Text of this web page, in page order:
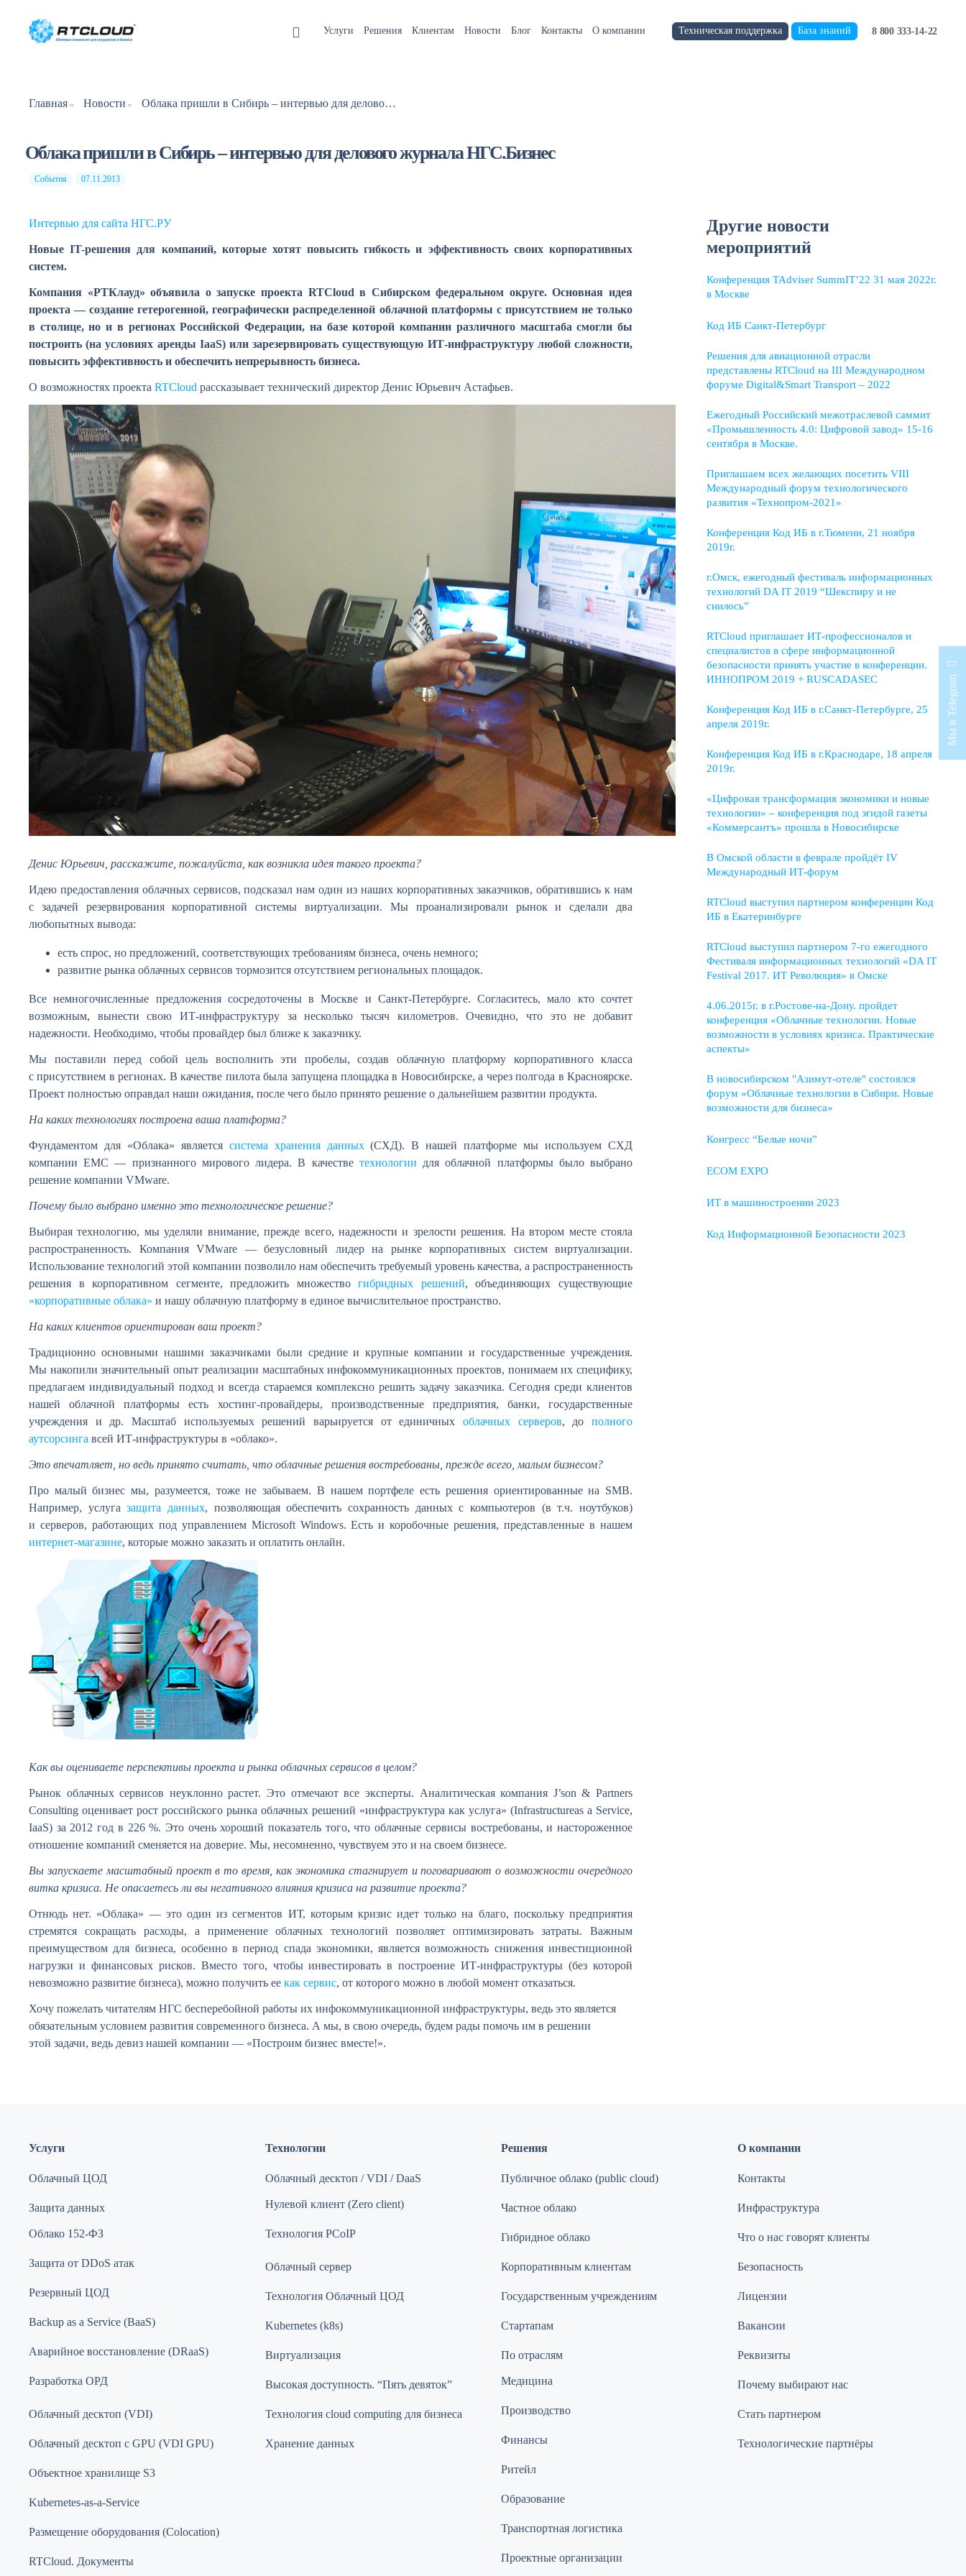
Мы в Telegram
Услуги Решения Клиентам Новости Блог Контакты О компании Техническая поддержка База знаний 8 800 333-14-22
Главная Новости Облака пришли в Сибирь – интервью для делового журнала НГС.Бизнес
Облака пришли в Сибирь – интервью для делового журнала НГС.Бизнес
События 07.11.2013
Интервью для сайта НГС.РУ
Новые IT-решения для компаний, которые хотят повысить гибкость и эффективность своих корпоративных
систем.
Компания «РТКлауд» объявила о запуске проекта RTCloud в Сибирском федеральном округе. Основная идея
проекта — создание гетерогенной, географически распределенной облачной платформы с присутствием не только
в столице, но и в регионах Российской Федерации, на базе которой компании различного масштаба смогли бы
построить (на условиях аренды IaaS) или зарезервировать существующую ИТ-инфраструктуру любой сложности,
повысить эффективность и обеспечить непрерывность бизнеса.
О возможностях проекта RTCloud рассказывает технический директор Денис Юрьевич Астафьев.
Денис Юрьевич, расскажите, пожалуйста, как возникла идея такого проекта?
Идею предоставления облачных сервисов, подсказал нам один из наших корпоративных заказчиков, обратившись к нам
с задачей резервирования корпоративной системы виртуализации. Мы проанализировали рынок и сделали два
любопытных вывода:
есть спрос, но предложений, соответствующих требованиям бизнеса, очень немного;
развитие рынка облачных сервисов тормозится отсутствием региональных площадок.
Все немногочисленные предложения сосредоточены в Москве и Санкт-Петербурге. Согласитесь, мало кто сочтет
возможным, вынести свою ИТ-инфраструктуру за несколько тысяч километров. Очевидно, что это не добавит
надежности. Необходимо, чтобы провайдер был ближе к заказчику.
Мы поставили перед собой цель восполнить эти пробелы, создав облачную платформу корпоративного класса
c присутствием в регионах. В качестве пилота была запущена площадка в Новосибирске, а через полгода в Красноярске.
Проект полностью оправдал наши ожидания, после чего было принято решение о дальнейшем развитии продукта.
На каких технологиях построена ваша платформа?
Фундаментом для «Облака» является система хранения данных(СХД). В нашей платформе мы используем СХД
компании EMC — признанного мирового лидера. В качестве технологии для облачной платформы было выбрано
решение компании VMware.
Почему было выбрано именно это технологическое решение?
Выбирая технологию, мы уделяли внимание, прежде всего, надежности и зрелости решения. На втором месте стояла
распространенность. Компания VMware — безусловный лидер на рынке корпоративных систем виртуализации.
Использование технологий этой компании позволило нам обеспечить требуемый уровень качества, а распространенность
решения в корпоративном сегменте, предложить множествогибридных решений, объединяющих существующие
«корпоративные облака» и нашу облачную платформу в единое вычислительное пространство.
На каких клиентов ориентирован ваш проект?
Традиционно основными нашими заказчиками были средние и крупные компании и государственные учреждения.
Мы накопили значительный опыт реализации масштабных инфокоммуникационных проектов, понимаем их специфику,
предлагаем индивидуальный подход и всегда стараемся комплексно решить задачу заказчика. Сегодня среди клиентов
нашей облачной платформы есть хостинг-провайдеры, производственные предприятия, банки, государственные
учреждения и др. Масштаб используемых решений варьируется от единичных облачных серверов, дополного
аутсорсинга всей ИТ-инфраструктуры в «облако».
Это впечатляет, но ведь принято считать, что облачные решения востребованы, прежде всего, малым бизнесом?
Про малый бизнес мы, разумеется, тоже не забываем. В нашем портфеле есть решения ориентированные на SMB.
Например, услугазащита данных, позволяющая обеспечить сохранность данных с компьютеров (в т.ч. ноутбуков)
и серверов, работающих под управлением Microsoft Windows. Есть и коробочные решения, представленные в нашем
интернет-магазине, которые можно заказать и оплатить онлайн.
Как вы оцениваете перспективы проекта и рынка облачных сервисов в целом?
Рынок облачных сервисов неуклонно растет. Это отмечают все эксперты. Аналитическая компания J’son & Partners
Consulting оценивает рост российского рынка облачных решений «инфраструктура как услуга» (Infrastructureas a Service,
IaaS) за 2012 год в 226 %. Это очень хороший показатель того, что облачные сервисы востребованы, и настороженное
отношение компаний сменяется на доверие. Мы, несомненно, чувствуем это и на своем бизнесе.
Вы запускаете масштабный проект в то время, как экономика стагнирует и поговаривают о возможности очередного
витка кризиса. Не опасаетесь ли вы негативного влияния кризиса на развитие проекта?
Отнюдь нет. «Облака» — это один из сегментов ИТ, которым кризис идет только на благо, поскольку предприятия
стремятся сокращать расходы, а применение облачных технологий позволяет оптимизировать затраты. Важным
преимуществом для бизнеса, особенно в период спада экономики, является возможность снижения инвестиционной
нагрузки и финансовых рисков. Вместо того, чтобы инвестировать в построение ИТ-инфраструктуры (без которой
невозможно развитие бизнеса), можно получить ее как сервис, от которого можно в любой момент отказаться.
Хочу пожелать читателям НГС бесперебойной работы их инфокоммуникационной инфраструктуры, ведь это является
обязательным условием развития современного бизнеса. А мы, в свою очередь, будем рады помочь им в решении
этой задачи, ведь девиз нашей компании — «Построим бизнес вместе!».
Другие новости
мероприятий
Конференция TAdviser SummIT’22 31 мая 2022г.
в Москве
Код ИБ Санкт-Петербург
Решения для авиационной отрасли
представлены RTCloud на III Международном
форуме Digital&Smart Transport – 2022
Ежегодный Российский межотраслевой саммит
«Промышленность 4.0: Цифровой завод» 15-16
сентября в Москве.
Приглашаем всех желающих посетить VIII
Международный форум технологического
развития «Технопром-2021»
Конференция Код ИБ в г.Тюмени, 21 ноября
2019г.
г.Омск, ежегодный фестиваль информационных
технологий DA IT 2019 “Шекспиру и не
снилось”
RTCloud приглашает ИТ-профессионалов и
специалистов в сфере информационной
безопасности принять участие в конференции.
ИННОПРОМ 2019 + RUSCADASEC
Конференция Код ИБ в г.Санкт-Петербурге, 25
апреля 2019г.
Конференция Код ИБ в г.Краснодаре, 18 апреля
2019г.
«Цифровая трансформация экономики и новые
технологии» – конференция под эгидой газеты
«Коммерсантъ» прошла в Новосибирске
В Омской области в феврале пройдёт IV
Международный ИТ-форум
RTCloud выступил партнером конференции Код
ИБ в Екатеринбурге
RTCloud выступил партнером 7-го ежегодного
Фестиваля информационных технологий «DA IT
Festival 2017. ИТ Революция» в Омске
4.06.2015г. в г.Ростове-на-Дону. пройдет
конференция «Облачные технологии. Новые
возможности в условиях кризиса. Практические
аспекты»
В новосибирском "Азимут-отеле" состоялся
форум «Облачные технологии в Сибири. Новые
возможности для бизнеса»
Конгресс “Белые ночи”
ECOM EXPO
ИТ в машиностроении 2023
Код Информационной Безопасности 2023
Услуги
Облачный ЦОД
Защита данных
Облако 152-ФЗ
Защита от DDoS атак
Резервный ЦОД
Backup as a Service (BaaS)
Аварийное восстановление (DRaaS)
Разработка ОРД
Облачный десктоп (VDI)
Облачный десктоп с GPU (VDI GPU)
Объектное хранилище S3
Kubernetes-as-a-Service
Размещение оборудования (Colocation)
RTCloud. Документы
Технологии
Облачный десктоп / VDI / DaaS
Нулевой клиент (Zero client)
Технология PCoIP
Облачный сервер
Технология Облачный ЦОД
Kubernetes (k8s)
Виртуализация
Высокая доступность. “Пять девяток”
Технология cloud computing для бизнеса
Хранение данных
Решения
Публичное облако (public cloud)
Частное облако
Гибридное облако
Корпоративным клиентам
Государственным учреждениям
Стартапам
По отраслям
Медицина
Производство
Финансы
Ритейл
Образование
Транспортная логистика
Проектные организации
О компании
Контакты
Инфраструктура
Что о нас говорят клиенты
Безопасность
Лицензии
Вакансии
Реквизиты
Почему выбирают нас
Стать партнером
Технологические партнёры